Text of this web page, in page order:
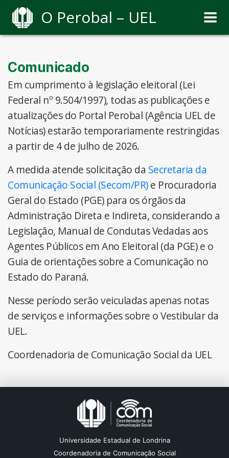
O Perobal – UEL
Comunicado
Em cumprimento à legislação eleitoral (Lei
Federal nº 9.504/1997), todas as publicações e
atualizações do Portal Perobal (Agência UEL de
Notícias) estarão temporariamente restringidas
a partir de 4 de julho de 2026.
A medida atende solicitação da Secretaria da
Comunicação Social (Secom/PR)e Procuradoria
Geral do Estado (PGE) para os órgãos da
Administração Direta e Indireta, considerando a
Legislação, Manual de Condutas Vedadas aos
Agentes Públicos em Ano Eleitoral (da PGE) e o
Guia de orientações sobre a Comunicação no
Estado do Paraná.
Nesse período serão veiculadas apenas notas
de serviços e informações sobre o Vestibular da
UEL.
Coordenadoria de Comunicação Social da UEL
Universidade Estadual de Londrina
Coordenadoria de Comunicação Social